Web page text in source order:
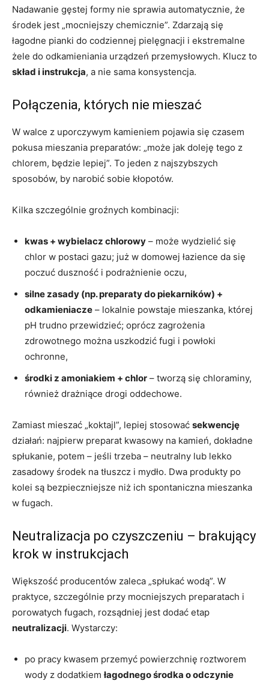
Nadawanie gęstej formy nie sprawia automatycznie, że
środek jest „mocniejszy chemicznie”. Zdarzają się
łagodne pianki do codziennej pielęgnacji i ekstremalne
żele do odkamieniania urządzeń przemysłowych. Klucz to
skład i instrukcja, a nie sama konsystencja.
Połączenia, których nie mieszać
W walce z uporczywym kamieniem pojawia się czasem
pokusa mieszania preparatów: „może jak doleję tego z
chlorem, będzie lepiej”. To jeden z najszybszych
sposobów, by narobić sobie kłopotów.
Kilka szczególnie groźnych kombinacji:
kwas + wybielacz chlorowy – może wydzielić się
chlor w postaci gazu; już w domowej łazience da się
poczuć duszność i podrażnienie oczu,
silne zasady (np. preparaty do piekarników) +
odkamieniacze – lokalnie powstaje mieszanka, której
pH trudno przewidzieć; oprócz zagrożenia
zdrowotnego można uszkodzić fugi i powłoki
ochronne,
środki z amoniakiem + chlor – tworzą się chloraminy,
również drażniące drogi oddechowe.
Zamiast mieszać „koktajl”, lepiej stosować sekwencję
działań: najpierw preparat kwasowy na kamień, dokładne
spłukanie, potem – jeśli trzeba – neutralny lub lekko
zasadowy środek na tłuszcz i mydło. Dwa produkty po
kolei są bezpieczniejsze niż ich spontaniczna mieszanka
w fugach.
Neutralizacja po czyszczeniu – brakujący
krok w instrukcjach
Większość producentów zaleca „spłukać wodą”. W
praktyce, szczególnie przy mocniejszych preparatach i
porowatych fugach, rozsądniej jest dodać etap
neutralizacji. Wystarczy:
po pracy kwasem przemyć powierzchnię roztworem
wody z dodatkiem łagodnego środka o odczynie